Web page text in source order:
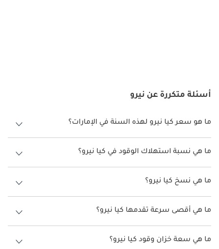
أسئلة متكررة عن نيرو
ما هو سعر كيا نيرو لهذه السنة في الإمارات؟
كيا نيرو لهذه السنة في الإمارات هو TBD.
ما هي نسبة استهلاك الوقود في كيا نيرو؟
اقترحت الشركة المصنعة أن تكون نسبة توفير استهلاك الوقود لسيارة كيا
نيرو هو TBD.
ما هي نسخ كيا نيرو؟
نسخ كيا نيرو هي .
ما هي أقصى سرعة تقدمها كيا نيرو؟
السرعة القصوى كيا نيرو هي TBD.
ما هي سعة خزان وقود كيا نيرو؟